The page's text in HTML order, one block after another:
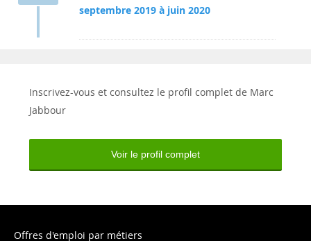
septembre 2019 à juin 2020
Inscrivez-vous et consultez le profil complet de Marc
Jabbour
Voir le profil complet
Offres d'emploi par métiers